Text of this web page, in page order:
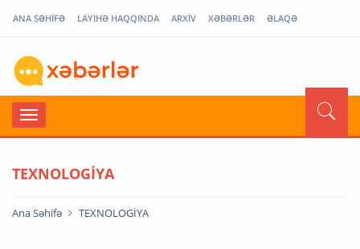
ANA SƏHİFƏ LAYİHƏ HAQQINDA ARXİV XƏBƏRLƏR ƏLAQƏ
TEXNOLOGİYA
Ana Səhifə TEXNOLOGİYA